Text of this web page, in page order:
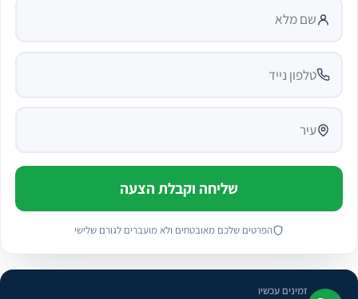
שליחה וקבלת הצעה
הפרטים שלכם מאובטחים ולא מועברים לגורם שלישי
זמינים עכשיו